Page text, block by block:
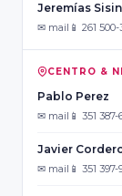
Jeremías
✉ mail 📱 261
CENTRO &
Pablo Perez
✉ mail 📱 351 387-
Javier
✉ mail 📱 351 397-